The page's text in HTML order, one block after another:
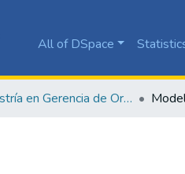
All of DSpace
Maestría en Gerencia de Organizaciones de Salud